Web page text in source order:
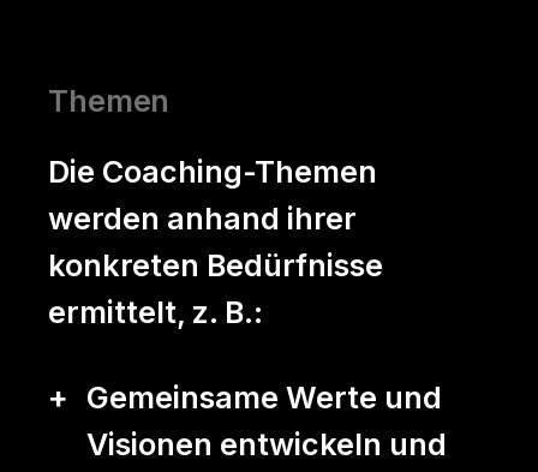
Themen
Die Coaching-Themen
werden anhand ihrer
konkreten Bedürfnisse
ermittelt, z. B.:
Gemeinsame Werte und
Visionen entwickeln und